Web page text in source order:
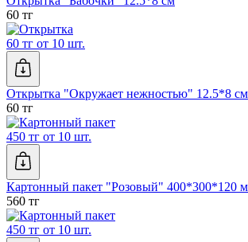
60 тг
60 тг от 10 шт.
Открытка "Окружает нежностью" 12.5*8 см
60 тг
450 тг от 10 шт.
Картонный пакет "Розовый" 400*300*120
560 тг
450 тг от 10 шт.